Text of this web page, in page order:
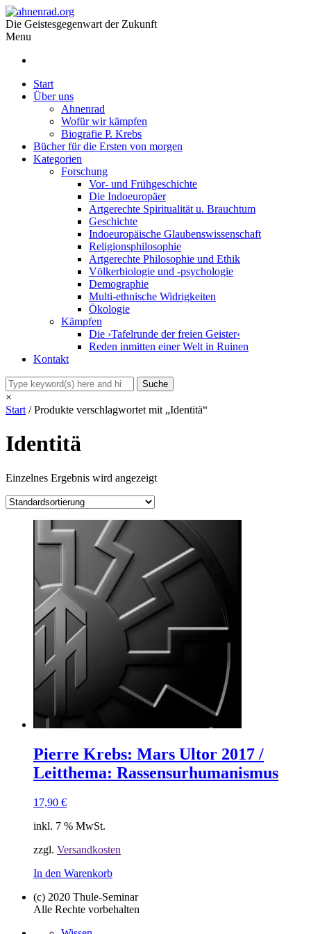
Die Geistesgegenwart der Zukunft
Menu
Start
Über uns
Ahnenrad
Wofür wir kämpfen
Biografie P. Krebs
Bücher für die Ersten von morgen
Kategorien
Forschung
Vor- und Frühgeschichte
Die Indoeuropäer
Artgerechte Spiritualität u. Brauchtum
Geschichte
Indoeuropäische Glaubenswissenschaft
Religionsphilosophie
Artgerechte Philosophie und Ethik
Völkerbiologie und -psychologie
Demographie
Multi-ethnische Widrigkeiten
Ökologie
Kämpfen
Die ›Tafelrunde der freien Geister‹
Reden inmitten einer Welt in Ruinen
Kontakt
×
Start / Produkte verschlagwortet mit „Identitä“
Identitä
Einzelnes Ergebnis wird angezeigt
Pierre Krebs: Mars Ultor 2017 /
Leitthema: Rassensurhumanismus
17,90 €
inkl. 7 % MwSt.
zzgl. Versandkosten
In den Warenkorb
(c) 2020 Thule-Seminar
Alle Rechte vorbehalten